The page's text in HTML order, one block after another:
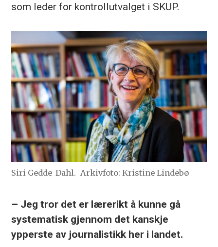
som leder for kontrollutvalget i SKUP.
Siri Gedde-Dahl. Arkivfoto: Kristine Lindebø
– Jeg tror det er lærerikt å kunne gå
systematisk gjennom det kanskje
ypperste av journalistikk her i landet.